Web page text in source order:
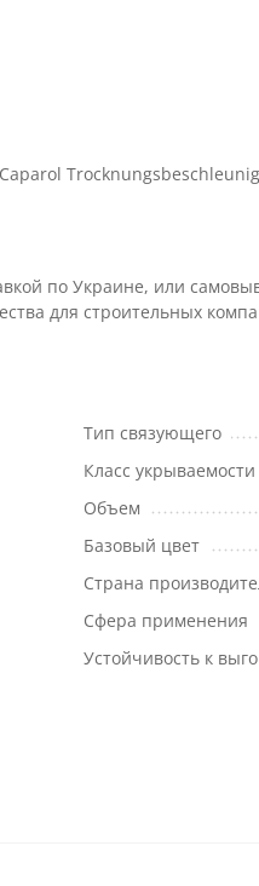
по Украине, или
для строительных
Тип связующего
Класс укрываемости
Объем
Базовый цвет
Страна
Сфера применения
Устойчивость к